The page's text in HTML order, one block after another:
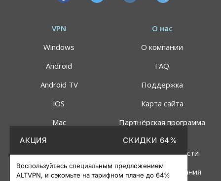
АКЦИЯ СКИДКИ 64%
Воспользуйтесь специальным предложением
ALTVPN, и сэкомьте на тарифном плане до 64%
VPN
Windows
Android
Android TV
iOS
Mac
О нас
О компании
FAQ
Поддержка
Карта сайта
Партнёрская программа
Политика
конфиденциальности
Правила пользования